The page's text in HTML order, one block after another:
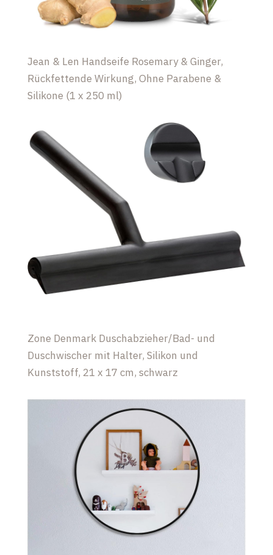
Jean & Len Handseife Rosemary & Ginger,
Rückfettende Wirkung, Ohne Parabene &
Silikone (1 x 250 ml)
Zone Denmark Duschabzieher/Bad- und
Duschwischer mit Halter, Silikon und
Kunststoff, 21 x 17 cm, schwarz